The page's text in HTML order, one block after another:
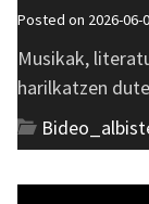
Posted on 2026-06-
Musikak,
harilkatzen